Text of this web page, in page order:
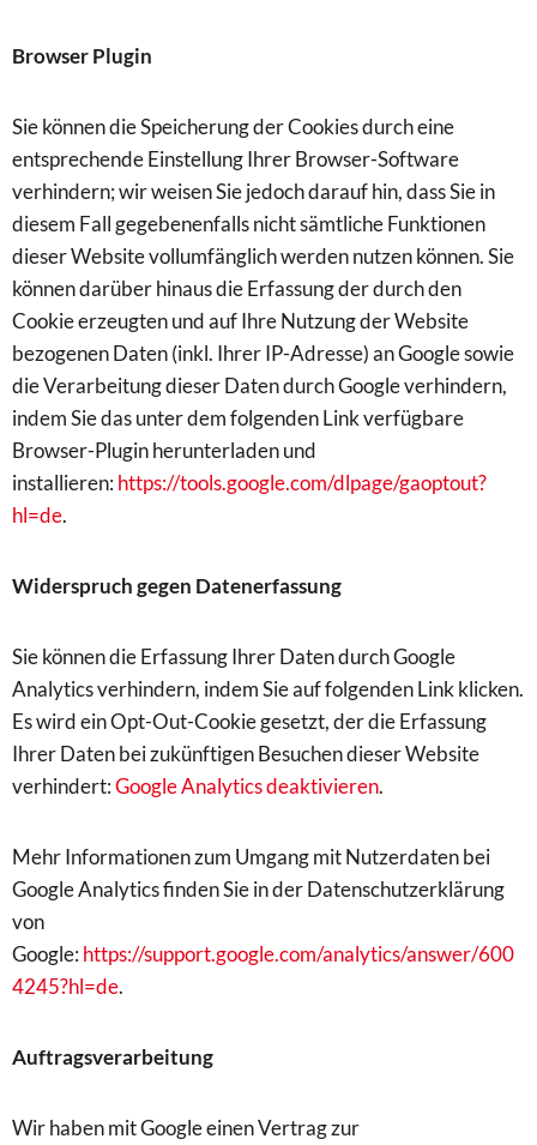
Browser Plugin
Sie können die Speicherung der Cookies durch eine
entsprechende Einstellung Ihrer Browser-Software
verhindern; wir weisen Sie jedoch darauf hin, dass Sie in
diesem Fall gegebenenfalls nicht sämtliche Funktionen
dieser Website vollumfänglich werden nutzen können. Sie
können darüber hinaus die Erfassung der durch den
Cookie erzeugten und auf Ihre Nutzung der Website
bezogenen Daten (inkl. Ihrer IP-Adresse) an Google sowie
die Verarbeitung dieser Daten durch Google verhindern,
indem Sie das unter dem folgenden Link verfügbare
Browser-Plugin herunterladen und
installieren: https://tools.google.com/dlpage/gaoptout?
hl=de.
Widerspruch gegen Datenerfassung
Sie können die Erfassung Ihrer Daten durch Google
Analytics verhindern, indem Sie auf folgenden Link klicken.
Es wird ein Opt-Out-Cookie gesetzt, der die Erfassung
Ihrer Daten bei zukünftigen Besuchen dieser Website
verhindert:Google Analytics deaktivieren.
Mehr Informationen zum Umgang mit Nutzerdaten bei
Google Analytics finden Sie in der Datenschutzerklärung
von
Google: https://support.google.com/analytics/answer/600
4245?hl=de.
Auftragsverarbeitung
Wir haben mit Google einen Vertrag zur